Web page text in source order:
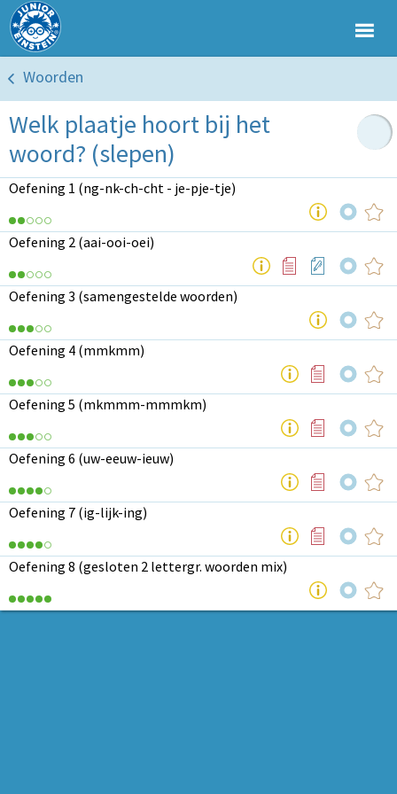
Woorden
Welk plaatje hoort bij het
woord? (slepen)
Oefening 1 (ng-nk-ch-cht - je-pje-tje)
Oefening 2 (aai-ooi-oei)
Oefening 3 (samengestelde woorden)
Oefening 4 (mmkmm)
Oefening 5 (mkmmm-mmmkm)
Oefening 6 (uw-eeuw-ieuw)
Oefening 7 (ig-lijk-ing)
Oefening 8 (gesloten 2 lettergr. woorden mix)